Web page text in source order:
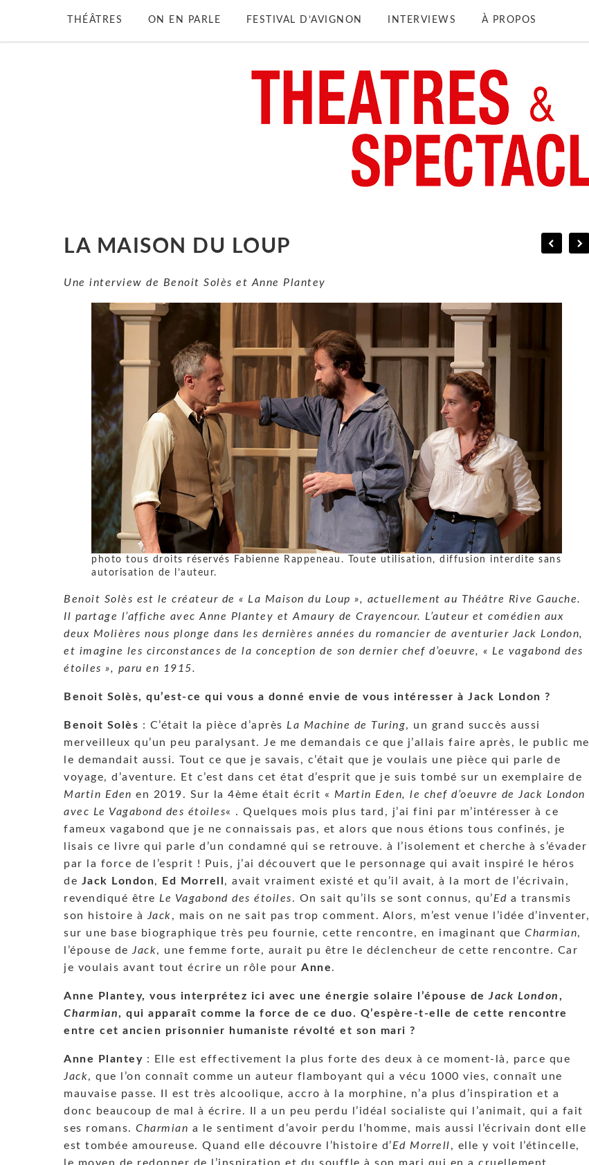
THÉÂTRES ON EN PARLE FESTIVAL D’AVIGNON INTERVIEWS À PROPOS
LA MAISON DU LOUP
Une interview de Benoit Solès et Anne Plantey
photo tous droits réservés Fabienne Rappeneau. Toute utilisation, diffusion interdite sans
autorisation de l’auteur.
Benoit Solès est le créateur de « La Maison du Loup », actuellement au Théâtre Rive Gauche.
Il partage l’affiche avec Anne Plantey et Amaury de Crayencour. L’auteur et comédien aux
deux Molières nous plonge dans les dernières années du romancier de aventurier Jack London,
et imagine les circonstances de la conception de son dernier chef d’oeuvre, « Le vagabond des
étoiles », paru en 1915.
Benoit Solès, qu’est-ce qui vous a donné envie de vous intéresser à Jack London ?
Benoit Solès : C’était la pièce d’après La Machine de Turing, un grand succès aussi
merveilleux qu’un peu paralysant. Je me demandais ce que j’allais faire après, le public me
le demandait aussi. Tout ce que je savais, c’était que je voulais une pièce qui parle de
voyage, d’aventure. Et c’est dans cet état d’esprit que je suis tombé sur un exemplaire de
Martin Eden en 2019. Sur la 4ème était écrit « Martin Eden, le chef d’oeuvre de Jack London
avec Le Vagabond des étoiles« . Quelques mois plus tard, j’ai fini par m’intéresser à ce
fameux vagabond que je ne connaissais pas, et alors que nous étions tous confinés, je
lisais ce livre qui parle d’un condamné qui se retrouve. à l’isolement et cherche à s’évader
par la force de l’esprit ! Puis, j’ai découvert que le personnage qui avait inspiré le héros
de Jack London, Ed Morrell , avait vraiment existé et qu’il avait, à la mort de l’écrivain,
revendiqué être Le Vagabond des étoiles. On sait qu’ils se sont connus, qu’Ed a transmis
son histoire à Jack, mais on ne sait pas trop comment. Alors, m’est venue l’idée d’inventer,
sur une base biographique très peu fournie, cette rencontre, en imaginant que Charmian,
l’épouse de Jack, une femme forte, aurait pu être le déclencheur de cette rencontre. Car
je voulais avant tout écrire un rôle pour Anne.
Anne Plantey, vous interprétez ici avec une énergie solaire l’épouse de Jack London,
Charmian, qui apparaît comme la force de ce duo. Q’espère-t-elle de cette rencontre
entre cet ancien prisonnier humaniste révolté et son mari ?
Anne Plantey : Elle est effectivement la plus forte des deux à ce moment-là, parce que
Jack, que l’on connaît comme un auteur flamboyant qui a vécu 1000 vies, connaît une
mauvaise passe. Il est très alcoolique, accro à la morphine, n’a plus d’inspiration et a
donc beaucoup de mal à écrire. Il a un peu perdu l’idéal socialiste qui l’animait, qui a fait
ses romans. Charmian a le sentiment d’avoir perdu l’homme, mais aussi l’écrivain dont elle
est tombée amoureuse. Quand elle découvre l’histoire d’Ed Morrell, elle y voit l’étincelle,